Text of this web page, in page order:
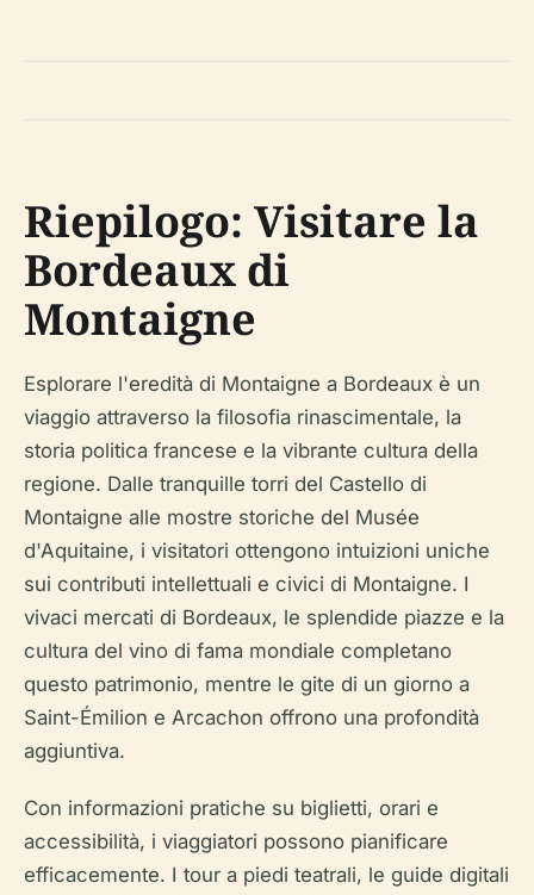
Riepilogo: Visitare la
Bordeaux di
Montaigne
Esplorare l'eredità di Montaigne a Bordeaux è un
viaggio attraverso la filosofia rinascimentale, la
storia politica francese e la vibrante cultura della
regione. Dalle tranquille torri del Castello di
Montaigne alle mostre storiche del Musée
d'Aquitaine, i visitatori ottengono intuizioni uniche
sui contributi intellettuali e civici di Montaigne. I
vivaci mercati di Bordeaux, le splendide piazze e la
cultura del vino di fama mondiale completano
questo patrimonio, mentre le gite di un giorno a
Saint-Émilion e Arcachon offrono una profondità
aggiuntiva.
Con informazioni pratiche su biglietti, orari e
accessibilità, i viaggiatori possono pianificare
efficacemente. I tour a piedi teatrali, le guide digitali